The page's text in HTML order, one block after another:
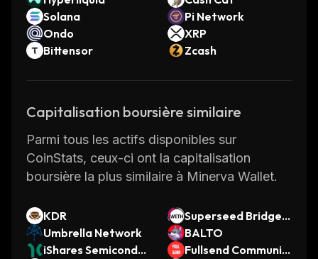
Solana
Pi Network
Ondo
XRP
Bittensor
Zcash
Capitalisation boursière similaire
Parmi tous les actifs disponibles sur
CoinStats, ceux-ci ont la capitalisation
boursière la plus similaire à Minerva Wallet.
KDR
Superseed Bridged
WETH (Superseed)
Umbrella Network
BALTO
iShares Semiconduc
Fullsend Communit